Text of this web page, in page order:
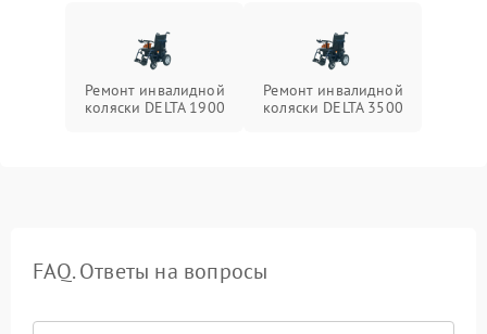
Ремонт инвалидной
коляски DELTA 1900
Ремонт инвалидной
коляски DELTA 3500
FAQ. Ответы на вопросы